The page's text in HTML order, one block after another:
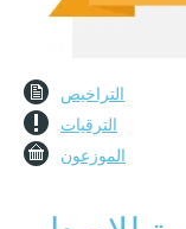
التراخيص
الترقيات
الموزعون